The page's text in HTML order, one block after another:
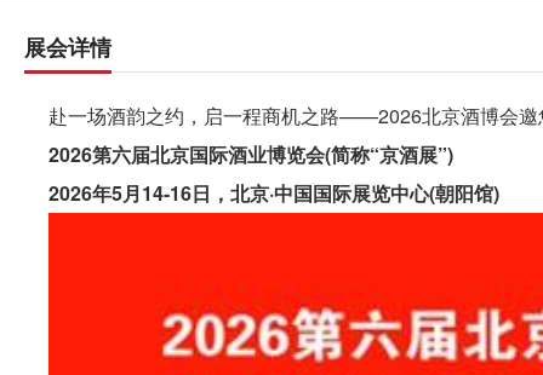
展会详情
赴一场酒韵之约，启一程商机之路——2026北京酒博会邀
2026第六届北京国际酒业博览会(简称“京酒展”)
2026年5月14-16日，北京·中国国际展览中心(朝阳馆)